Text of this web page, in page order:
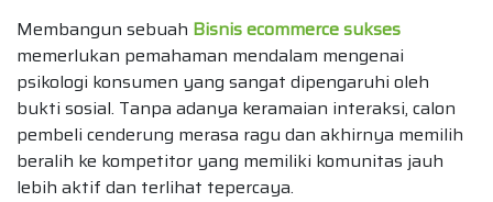
Membangun sebuah Bisnis ecommerce sukses
memerlukan pemahaman mendalam mengenai
psikologi konsumen yang sangat dipengaruhi oleh
bukti sosial. Tanpa adanya keramaian interaksi, calon
pembeli cenderung merasa ragu dan akhirnya memilih
beralih ke kompetitor yang memiliki komunitas jauh
lebih aktif dan terlihat tepercaya.